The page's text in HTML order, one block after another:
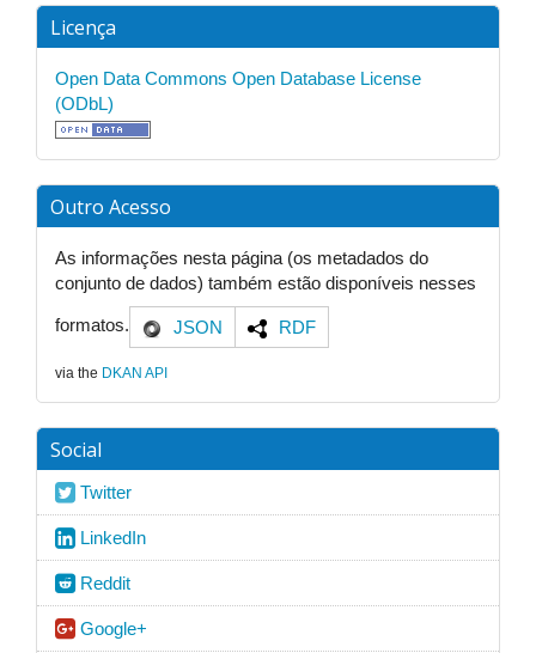
Licença
Open Data Commons Open Database License
(ODbL)
Outro Acesso
As informações nesta página (os metadados do
conjunto de dados) também estão disponíveis nesses
formatos. JSON RDF
via the DKAN API
Social
Twitter
LinkedIn
Reddit
Google+